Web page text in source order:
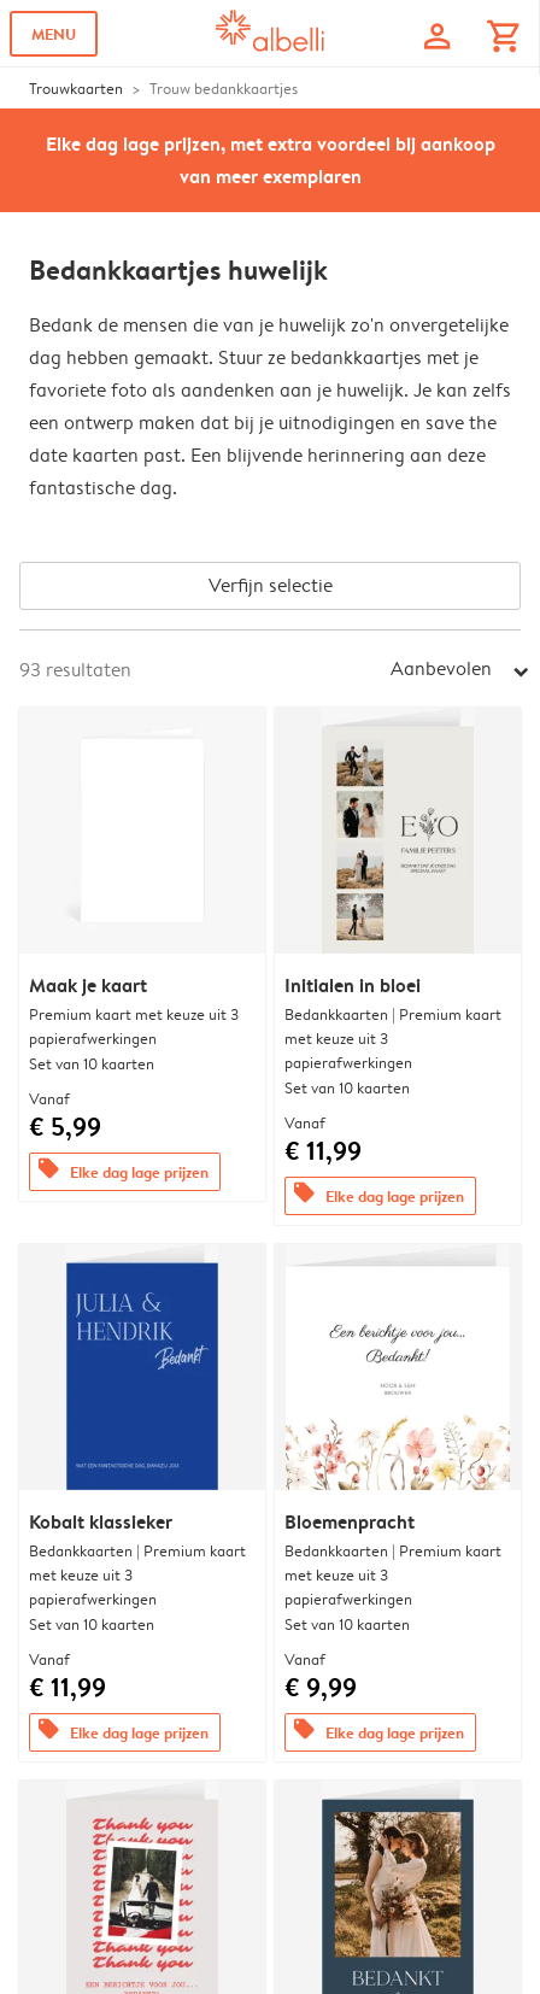
MENU profile shopping_cart
Trouwkaarten Trouw bedankkaartjes
Elke dag lage prijzen, met extra voordeel bij aankoop
van meer exemplaren
Bedankkaartjes huwelijk
Bedank de mensen die van je huwelijk zo'n onvergetelijke
dag hebben gemaakt. Stuur ze bedankkaartjes met je
favoriete foto als aandenken aan je huwelijk. Je kan zelfs
een ontwerp maken dat bij je uitnodigingen en save the
date kaarten past. Een blijvende herinnering aan deze
fantastische dag.
Verfijn selectie
93 resultaten Aanbevolen arrow_right
Maak je kaart
Premium kaart met keuze uit 3
papierafwerkingen
Set van 10 kaarten
Vanaf
€ 5,99
offers Elke dag lage prijzen
Initialen in bloei
Bedankkaarten | Premium kaart
met keuze uit 3
papierafwerkingen
Set van 10 kaarten
Vanaf
€ 11,99
offers Elke dag lage prijzen
Kobalt klassieker
Bedankkaarten | Premium kaart
met keuze uit 3
papierafwerkingen
Set van 10 kaarten
Vanaf
€ 11,99
offers Elke dag lage prijzen
Bloemenpracht
Bedankkaarten | Premium kaart
met keuze uit 3
papierafwerkingen
Set van 10 kaarten
Vanaf
€ 9,99
offers Elke dag lage prijzen